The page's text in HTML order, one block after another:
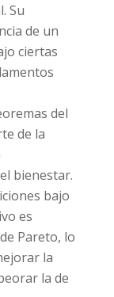
Su
de un
ciertas
del
de la
bienestar.
bajo
es
Pareto, lo
la
la de